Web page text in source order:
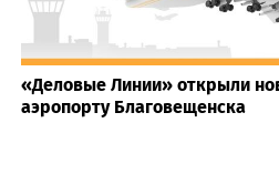
«Деловые Линии» открыли
аэропорту Благовещенска